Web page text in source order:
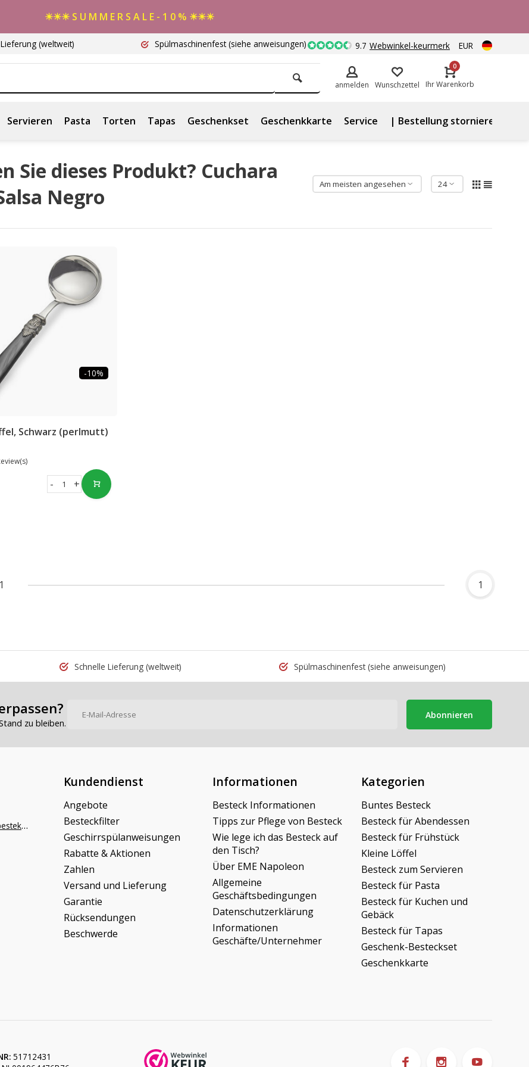
☀☀☀ S U M M E R S A L E - 1 0 % ☀☀☀
(weltweit) Spülmaschinenfest(siehe anweisungen) 9.7 Webwinkel-keurmerk EUR
anmelden Wunschzettel
0
Ihr Warenkorb
Servieren Pasta Torten Tapas Geschenkset Geschenkkarte Service | Bestellung stornieren
Sie dieses Produkt? Cuchara
Negro
-10%
Schwarz (perlmutt)
+
-
1
Schnelle Lieferung (weltweit) Spülmaschinenfest(siehe anweisungen)
zu bleiben.
Abonnieren
info@napoleonbestek.nl
Kundendienst
Angebote
Besteckfilter
Geschirrspülanweisungen
Rabatte & Aktionen
Zahlen
Versand und Lieferung
Garantie
Rücksendungen
Beschwerde
Informationen
Besteck Informationen
Tipps zur Pflege von Besteck
Wie lege ich das Besteck auf
den Tisch?
Über EME Napoleon
Allgemeine
Geschäftsbedingungen
Datenschutzerklärung
Informationen
Geschäfte/Unternehmer
Kategorien
Buntes Besteck
Besteck für Abendessen
Besteck für Frühstück
Kleine Löffel
Besteck zum Servieren
Besteck für Pasta
Besteck für Kuchen und
Gebäck
Besteck für Tapas
Geschenk-Besteckset
Geschenkkarte
51712431